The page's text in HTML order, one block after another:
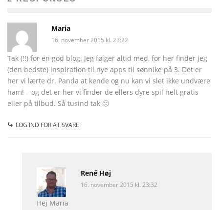
Maria
16. november 2015 kl. 23:22
Tak (!!) for en god blog. Jeg følger altid med, for her finder jeg
(den bedste) inspiration til nye apps til sønnike på 3. Det er
her vi lærte dr. Panda at kende og nu kan vi slet ikke undvære
ham! – og det er her vi finder de ellers dyre spil helt gratis
eller på tilbud. Så tusind tak 🙂
LOG IND FOR AT SVARE
René Høj
16. november 2015 kl. 23:32
Hej Maria